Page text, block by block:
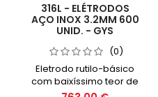
316L - ELÉTRODOS
AÇO INOX 3.2MM 600
UNID. - GYS
(0)
Eletrodo rutilo-básico
com baixíssimo teor de
carbono, projetado